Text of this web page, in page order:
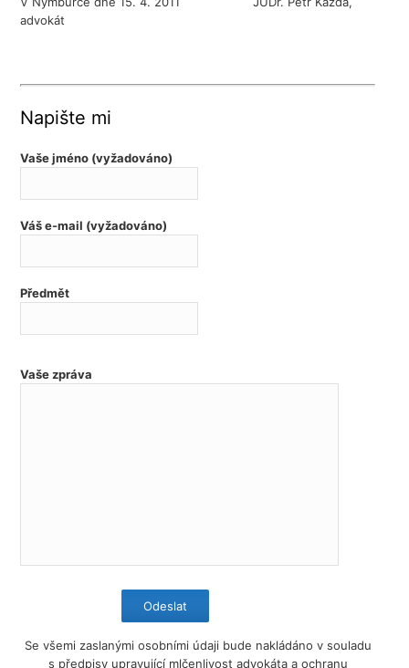
advokát
Napište mi
Vaše jméno (vyžadováno)
Váš e-mail (vyžadováno)
Předmět
Vaše zpráva
Se všemi zaslanými osobními údaji bude nakládáno v souladu
s předpisy upravující mlčenlivost advokáta a ochranu